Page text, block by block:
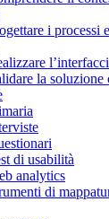
i processi
la soluzione
di usabilità
analytics
di